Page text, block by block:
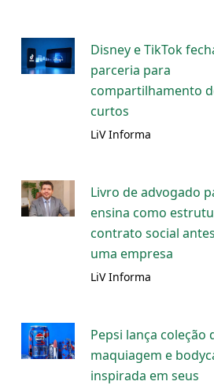
Disney e TikTok
parceria para
compartilhamento
curtos
LiV Informa
Livro de advogado
ensina como
contrato social
uma empresa
LiV Informa
Pepsi lança coleção
maquiagem e
inspirada em seus